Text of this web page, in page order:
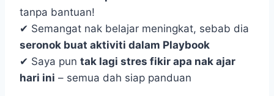
tanpa bantuan!
✔ Semangat nak belajar meningkat, sebab dia
seronok buat aktiviti dalam Playbook
✔ Saya pun tak lagi stres fikir apa nak ajar
hari ini – semua dah siap panduan